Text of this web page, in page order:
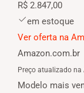
R$ 2.847,00
em estoque
Ver oferta na
Amazon.com.br
Preço atualizado na
Modelo mais